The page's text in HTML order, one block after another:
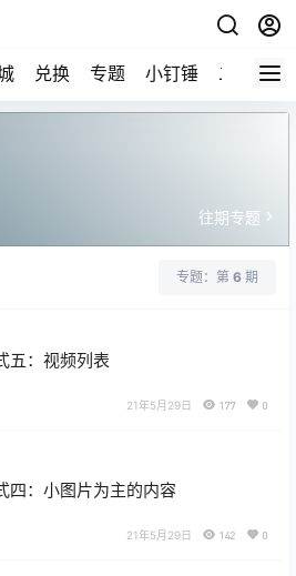
兑换 专题 小钉锤 二手 导
往期专题
专题：第 6 期
五：视频列表
21年5月29日 177 0
四：小图片为主的内容
21年5月29日 142 0